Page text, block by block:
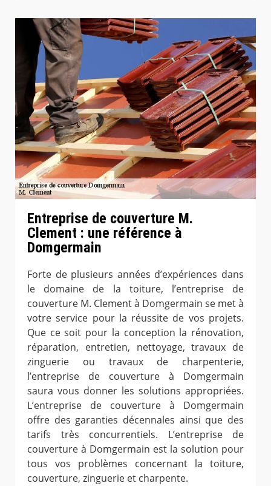
Entreprise de couverture M.
Clement : une référence à
Domgermain
Forte de plusieurs années d’expériences dans
le domaine de la toiture, l’entreprise de
couverture M. Clement à Domgermain se met à
votre service pour la réussite de vos projets.
Que ce soit pour la conception la rénovation,
réparation, entretien, nettoyage, travaux de
zinguerie ou travaux de charpenterie,
l’entreprise de couverture à Domgermain
saura vous donner les solutions appropriées.
L’entreprise de couverture à Domgermain
offre des garanties décennales ainsi que des
tarifs très concurrentiels. L’entreprise de
couverture à Domgermain est la solution pour
tous vos problèmes concernant la toiture,
couverture, zinguerie et charpente.